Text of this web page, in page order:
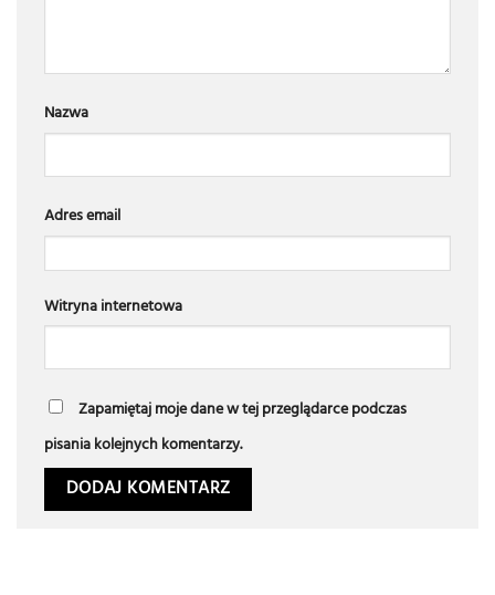
Nazwa
Adres email
Witryna internetowa
Zapamiętaj moje dane w tej przeglądarce podczas
pisania kolejnych komentarzy.